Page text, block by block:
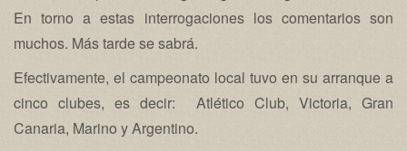
En torno a estas interrogaciones los comentarios son
muchos. Más tarde se sabrá.
Efectivamente, el campeonato local tuvo en su arranque a
cinco clubes, es decir: Atlético Club, Victoria, Gran
Canaria, Marino y Argentino.